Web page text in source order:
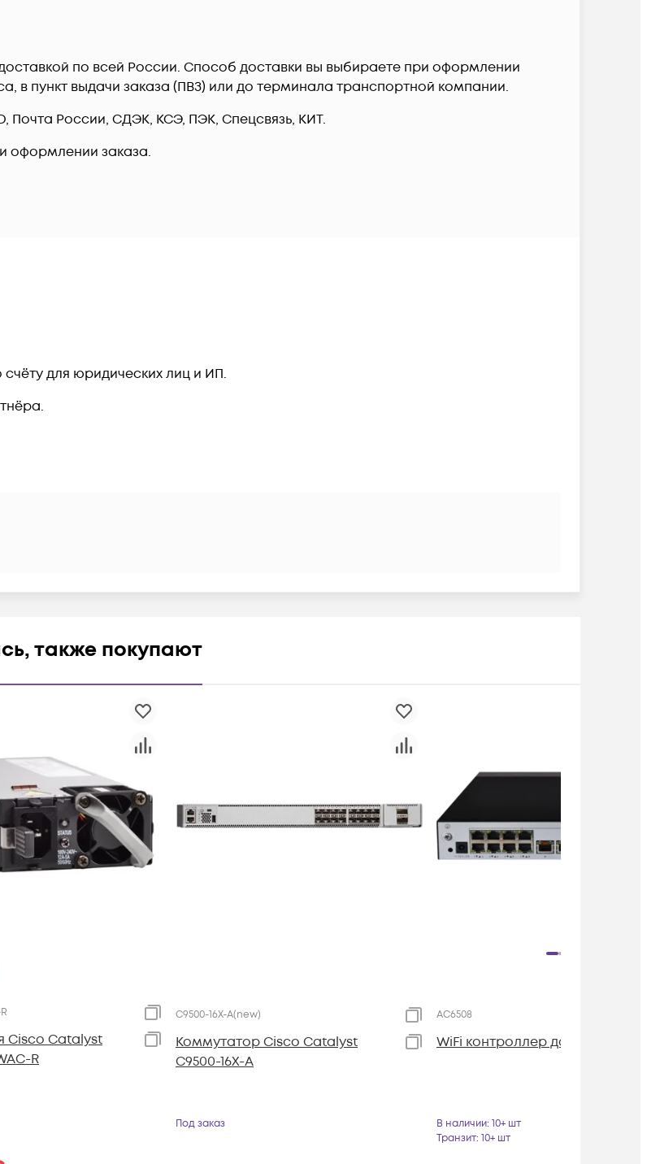
доставкой по всей России. Способ доставки вы выбираете при оформлении
в пункт выдачи заказа (ПВЗ) или до терминала транспортной компании.
Почта России, СДЭК, КСЭ, ПЭК, Спецсвязь, КИТ.
оформлении заказа.
для юридических лиц и ИП.
также покупают
Cisco Catalyst
R
C9500-16X-A(new)
Коммутатор Cisco Catalyst
C9500-16X-A
Под заказ
AC6508
WiFi контроллер доступа
В наличии: 10+ шт
Транзит: 10+ шт